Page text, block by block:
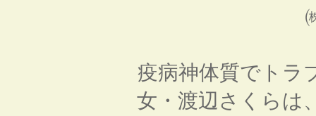
疫病神体質でトラ
女・渡辺さくらは